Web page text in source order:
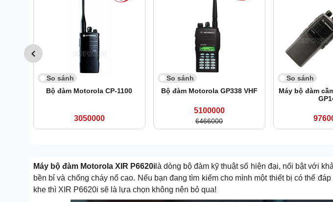
So sánh
Bộ đàm Motorola CP-1100
3050000
So sánh
Bộ đàm Motorola GP338 VHF
5100000
6466000
So sánh
Máy bộ đàm
Máy bộ đàm Motorola XIR P6620i là dòng bộ đàm kỹ thuật số hiện đại, nổi bật với
bền bỉ và chống cháy nổ cao. Nếu bạn đang tìm kiếm cho mình một thiết bị có thể
khe thì XIR P6620i sẽ là lựa chọn không nên bỏ qua!